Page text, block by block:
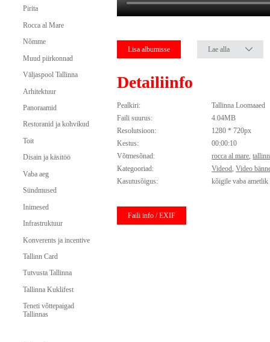
Pirita
Rocca al Mare
Nõmme
Muud piirkonnad
Väljaspool Tallinna
Arhitektuur
Panoraamid
Restoranid ja kohvikud
Toit
Disain ja käsitöö
Vaba aeg
Sündmused
Inimesed
Infrastruktuur
Konverents ja incentive
Tallinn Card
Tutvusta Tallinna
Tallinna Kuklifest
Teneti võttepaigad
Tallinnas
Lisa albumisse Lae alla
Detailiinfo
Pealkiri:
Tallinna Loomaaed
Faili suurus:
4.04MB
Resolutsioon:
1280 * 720px
Kestus:
00:00:10
Võtmesõnad:
rocca al mare,
Kategooriad:
Videod,Video
Kasutusõigus:
kõigile vaba
Faili info / EXIF